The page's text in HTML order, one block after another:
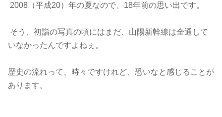
2008（平成20）年の夏なので、18年前の思い出です。
そう、初詣の写真の頃にはまだ、山陽新幹線は全通して
いなかったんですよねぇ。
歴史の流れって、時々ですけれど、恐いなと感じることが
あります。